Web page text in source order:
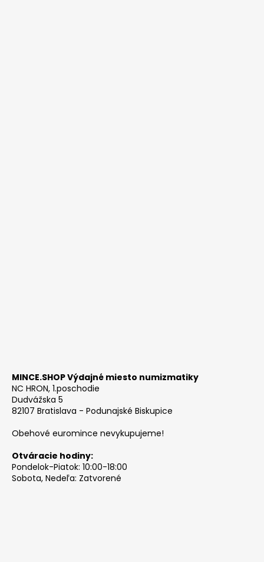
MINCE.SHOP Výdajné miesto numizmatiky
NC HRON, 1.poschodie
Dudvážska 5
82107 Bratislava - Podunajské Biskupice
Obehové euromince nevykupujeme!
Otváracie hodiny:
Pondelok-Piatok: 10:00-18:00
Sobota, Nedeľa: Zatvorené